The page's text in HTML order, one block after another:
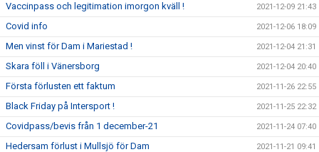
Vaccinpass och legitimation imorgon kväll ! 2021-12-09 21:43
Covid info 2021-12-06 18:09
Men vinst för Dam i Mariestad ! 2021-12-04 21:31
Skara föll i Vänersborg 2021-12-04 20:40
Första förlusten ett faktum 2021-11-26 22:55
Black Friday på Intersport ! 2021-11-25 22:32
Covidpass/bevis från 1 december-21 2021-11-24 07:40
Hedersam förlust i Mullsjö för Dam 2021-11-21 09:41